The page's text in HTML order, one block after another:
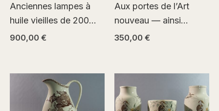
Anciennes lampes à
huile vieilles de 200
ans, ayant traversé leur
nouvelle. Le sujet
antique et l’accord…
900,00 €
Aux portes de l’Art
nouveau — ainsi
pourrait-on qualifier
cygne traduit
l’esthétique naissante
d’un style où les
350,00 €